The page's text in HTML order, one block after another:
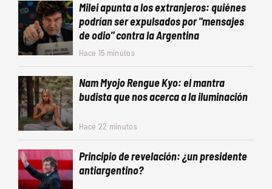
Milei apunta a los extranjeros: quiénes
podrían ser expulsados por "mensajes
de odio" contra la Argentina
Hace 15 minutos
Nam Myojo Rengue Kyo: el mantra
budista que nos acerca a la iluminación
Hace 22 minutos
Principio de revelación: ¿un presidente
antiargentino?